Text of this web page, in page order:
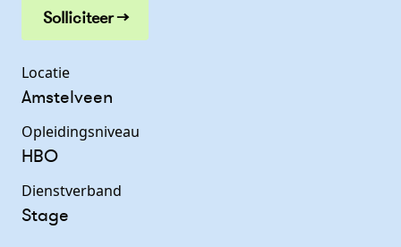
Solliciteer →
Locatie
Amstelveen
Opleidingsniveau
HBO
Dienstverband
Stage